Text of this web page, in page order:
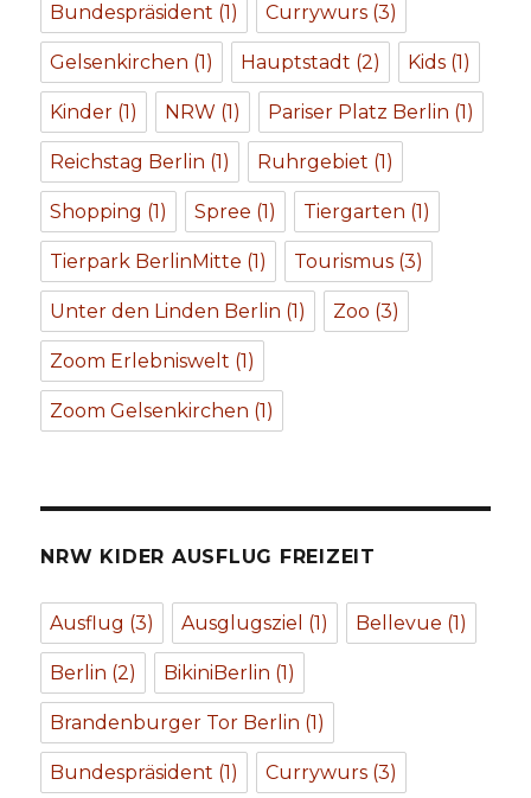
Bundespräsident (1) Currywurs (3)
Gelsenkirchen (1) Hauptstadt (2) Kids (1)
Kinder (1) NRW (1) Pariser Platz Berlin (1)
Reichstag Berlin (1) Ruhrgebiet (1)
Shopping (1) Spree (1) Tiergarten (1)
Tierpark BerlinMitte (1) Tourismus (3)
Unter den Linden Berlin (1) Zoo (3)
Zoom Erlebniswelt (1)
Zoom Gelsenkirchen (1)
NRW KIDER AUSFLUG FREIZEIT
Ausflug (3) Ausglugsziel (1) Bellevue (1)
Berlin (2) BikiniBerlin (1)
Brandenburger Tor Berlin (1)
Bundespräsident (1) Currywurs (3)